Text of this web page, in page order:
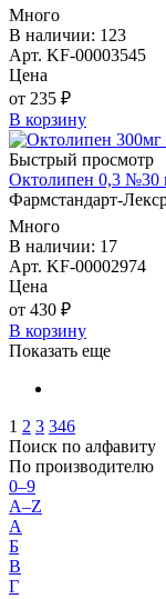
Много
В наличии: 123
Арт. KF-00003545
Цена
от 235 ₽
В корзину
Быстрый просмотр
Октолипен 0,3 №30
Фармстандарт-
Много
В наличии: 17
Арт. KF-00002974
Цена
от 430 ₽
В корзину
Показать еще
1 2 3 346
Поиск по алфавиту
По производителю
0–9
A–Z
А
Б
В
Г